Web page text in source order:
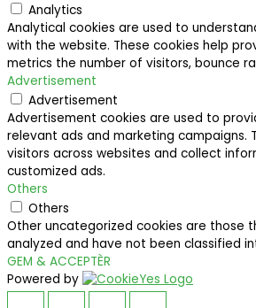
Analytics
Analytical cookies are used to
with the website. These cookies help
metrics the number of visitors, bounce
Advertisement
Advertisement
Advertisement cookies are used to
relevant ads and marketing campaigns.
visitors across websites and collect
customized ads.
Others
Others
Other uncategorized cookies are those
analyzed and have not been classified
GEM & ACCEPTÈR
Powered by